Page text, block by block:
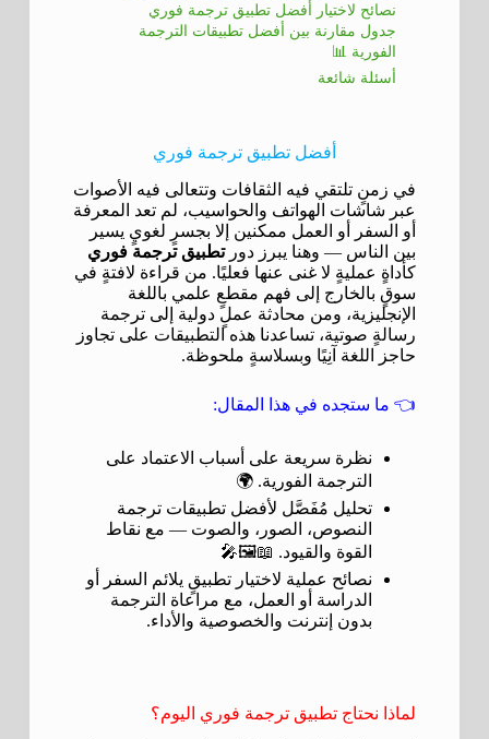
نصائح لاختيار أفضل تطبيق ترجمة فوري
جدول مقارنة بين أفضل تطبيقات الترجمة
الفورية 📊
أسئلة شائعة
أفضل تطبيق ترجمة فوري
في زمنٍ تلتقي فيه الثقافات وتتعالى فيه الأصوات
عبر شاشات الهواتف والحواسيب، لم تعد المعرفة
أو السفر أو العمل ممكنين إلا بجسرٍ لغويٍ يسير
بين الناس — وهنا يبرز دورتطبيق ترجمة فوري
كأداةٍ عمليةٍ لا غنى عنها فعليًا. من قراءة لافتةٍ في
سوقٍ بالخارج إلى فهم مقطعٍ علمي باللغة
الإنجليزية، ومن محادثة عملٍ دولية إلى ترجمة
رسالةٍ صوتية، تساعدنا هذه التطبيقات على تجاوز
حاجز اللغة آنِيًا وبسلاسةٍ ملحوظة.
👈 ما ستجده في هذا المقال:
نظرة سريعة على أسباب الاعتماد على
الترجمة الفورية. 🌍
تحليل مُفَصَّل لأفضل تطبيقات ترجمة
النصوص، الصور، والصوت — مع نقاط
القوة والقيود. 📖🖼️🎤
نصائح عملية لاختيار تطبيقٍ يلائم السفر أو
الدراسة أو العمل، مع مراعاة الترجمة
بدون إنترنت والخصوصية والأداء.
لماذا نحتاج تطبيق ترجمة فوري اليوم؟